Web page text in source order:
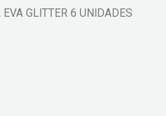
GLITTER 6 UNIDADES